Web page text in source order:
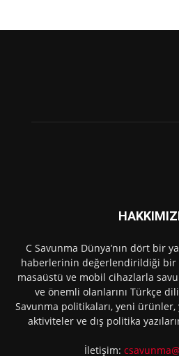
C Savunma Dünya’nın dört bir
haberlerinin değerlendirildiği bir
masaüstü ve mobil cihazlarla
ve önemli olanlarını Türkçe
Savunma politikaları, yeni
aktiviteler ve dış politika
İletişim: